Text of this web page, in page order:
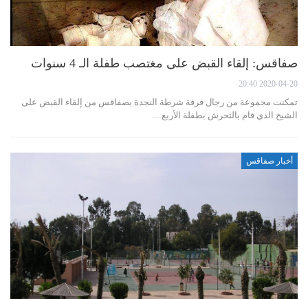
صفاقس: إلقاء القبض على مغتصب طفلة الـ 4 سنوات
2020-04-20 20:40
تمكنت مجموعة من رجال فرقة شرطة النجدة بصفاقس من إلقاء القبض على
الشيخ الذي قام بالتحرش بطفلة الأربع…
أخبار صفاقس